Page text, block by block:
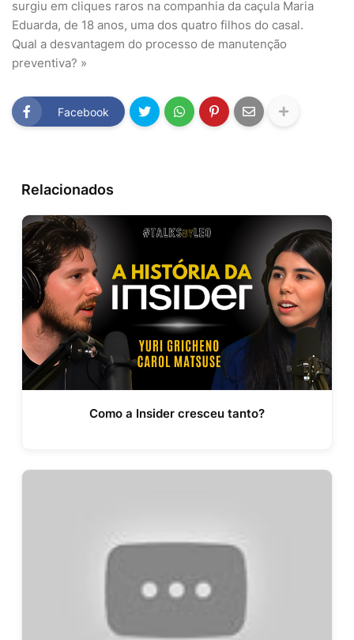
surgiu em cliques raros na companhia da caçula Maria
Eduarda, de 18 anos, uma dos quatro filhos do casal.
Qual a desvantagem do processo de manutenção
preventiva? »
Facebook
Relacionados
Como a Insider cresceu tanto?